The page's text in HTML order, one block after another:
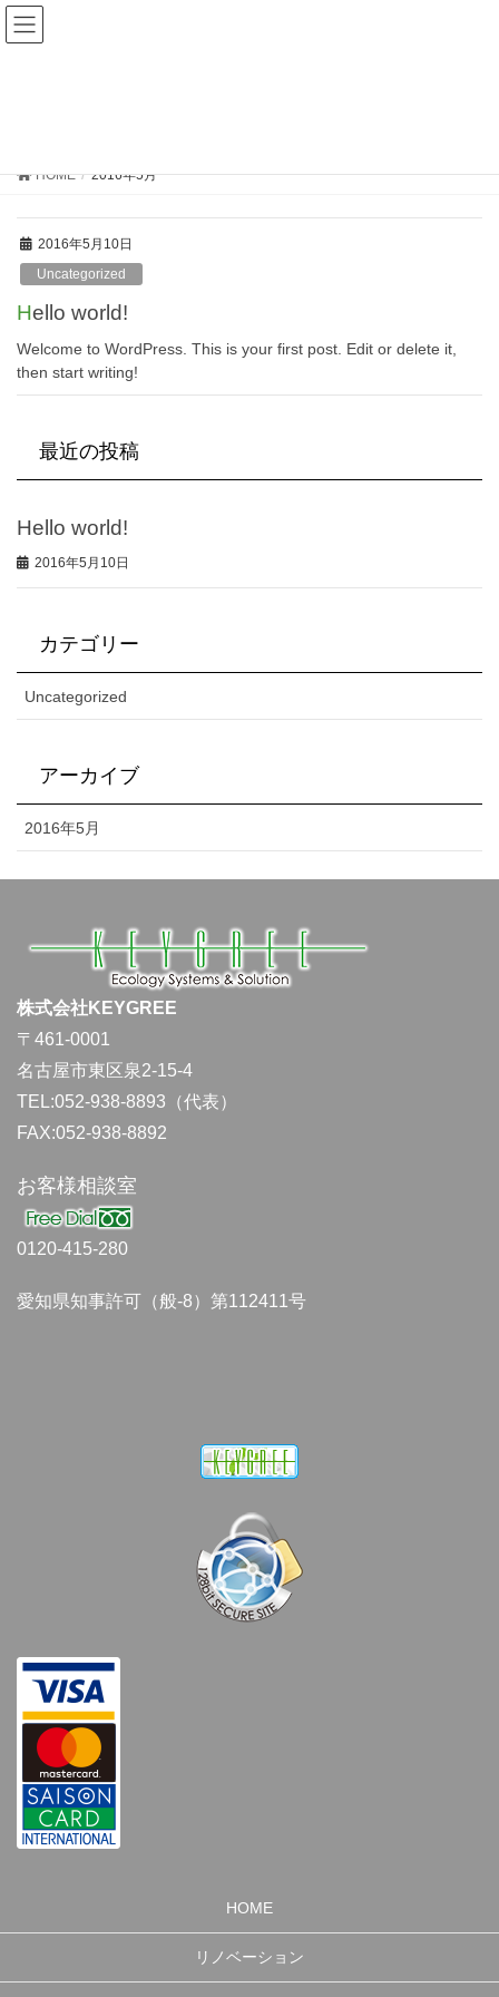
HOME 2016年5月
2016年5月10日
Uncategorized
Hello world!
Welcome to WordPress. This is your first post. Edit or delete it,
then start writing!
最近の投稿
Hello world!
2016年5月10日
カテゴリー
Uncategorized
アーカイブ
2016年5月
株式会社KEYGREE
〒461-0001
名古屋市東区泉2-15-4
TEL:052-938-8893（代表）
FAX:052-938-8892
お客様相談室
0120-415-280
愛知県知事許可（般-8）第112411号
HOME
リノベーション